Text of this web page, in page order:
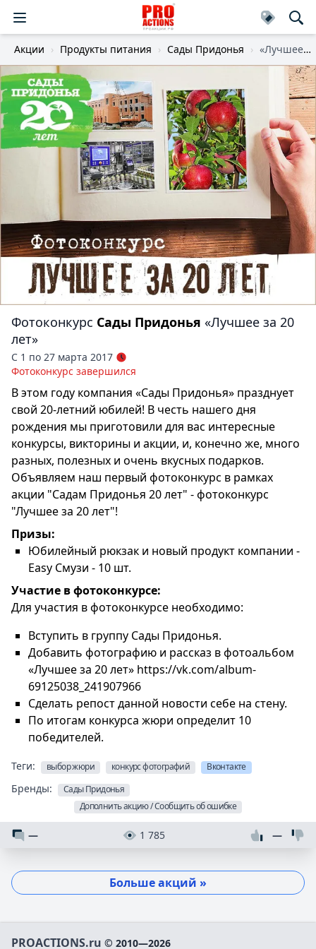
Акции Продукты питания Сады Придонья «Лучшее за 20 лет»
Фотоконкурс Сады Придонья «Лучшее за 20
лет»
С 1 по 27 марта 2017
Фотоконкурс завершился
В этом году компания «Сады Придонья» празднует
свой 20-летний юбилей! В честь нашего дня
рождения мы приготовили для вас интересные
конкурсы, викторины и акции, и, конечно же, много
разных, полезных и очень вкусных подарков.
Объявляем наш первый фотоконкурс в рамках
акции "Садам Придонья 20 лет" - фотоконкурс
"Лучшее за 20 лет"!
Призы:
Юбилейный рюкзак и новый продукт компании -
Easy Смузи - 10 шт.
Участие в фотоконкурсе:
Для участия в фотоконкурсе необходимо:
Вступить в группу Сады Придонья.
Добавить фотографию и рассказ в фотоальбом
«Лучшее за 20 лет» https://vk.com/album-
69125038_241907966
Сделать репост данной новости себе на стену.
По итогам конкурса жюри определит 10
победителей.
Теги: выбор жюри конкурс фотографий Вконтакте
Бренды:
Сады Придонья
Дополнить акцию / Сообщить об ошибке
— 1 785 —
Больше акций »
PROACTIONS.ru © 2010—2026